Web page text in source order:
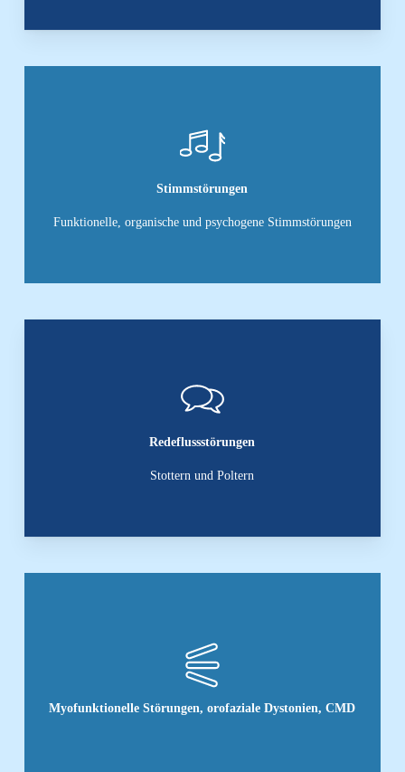
Stimmstörungen
Funktionelle, organische und psychogene Stimmstörungen
Redeflussstörungen
Stottern und Poltern
Myofunktionelle Störungen, orofaziale Dystonien, CMD